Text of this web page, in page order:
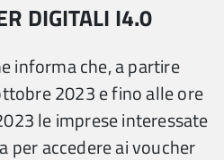
DIGITALI I4.0
informa che, a partire
2023 e fino alle ore
le imprese interessate
per accedere ai voucher